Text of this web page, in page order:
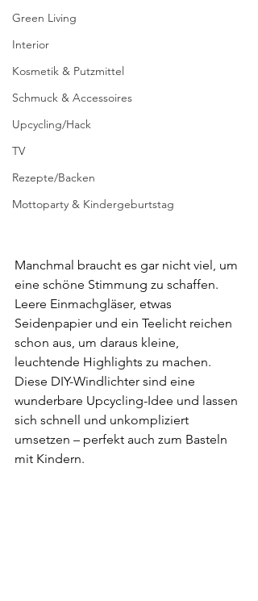
Green Living
Interior
Kosmetik & Putzmittel
Schmuck & Accessoires
Upcycling/Hack
TV
Rezepte/Backen
Mottoparty & Kindergeburtstag
Manchmal braucht es gar nicht viel, um
eine schöne Stimmung zu schaffen.
Leere Einmachgläser, etwas
Seidenpapier und ein Teelicht reichen
schon aus, um daraus kleine,
leuchtende Highlights zu machen.
Diese DIY-Windlichter sind eine
wunderbare Upcycling-Idee und lassen
sich schnell und unkompliziert
umsetzen – perfekt auch zum Basteln
mit Kindern.